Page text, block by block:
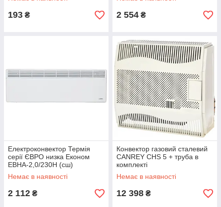
193 ₴ 2 554 ₴
Електроконвектор Термія
серії ЄВРО низка Економ
ЕВНА-2,0/230Н (сш)
Немає в наявності
2 112 ₴
Конвектор газовий сталевий
CANREY CHS 5 + труба в
комплекті
Немає в наявності
12 398 ₴